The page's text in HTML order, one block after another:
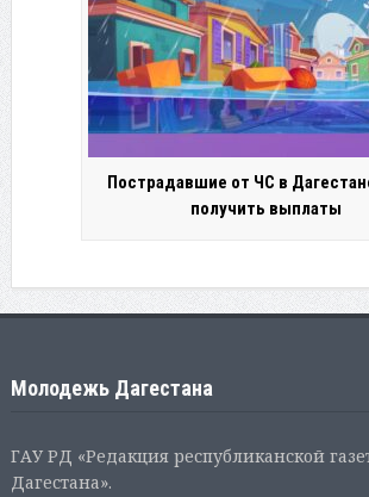
Пострадавшие от ЧС в
получить выплаты
Молодежь Дагестана
ГАУ РД «Редакция республиканской
Дагестана».